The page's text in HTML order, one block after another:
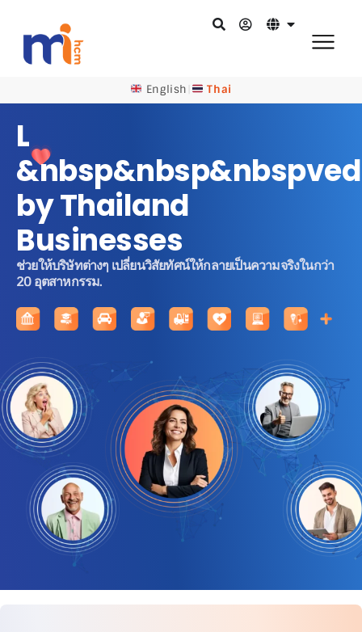
L
&nbsp&nbsp&nbspved
by Thailand
Businesses
ช่วยให้บริษัทต่างๆ เปลี่ยนวิสัยทัศน์ให้กลายเป็นความจริงในกว่า
20 อุตสาหกรรม.
English Thai